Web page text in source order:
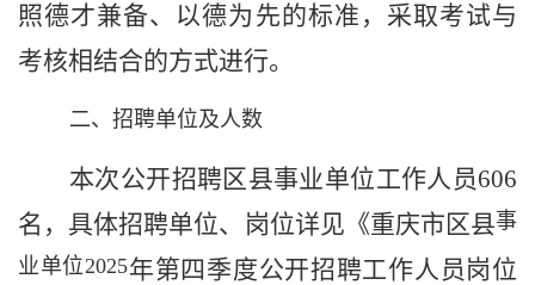
照德才兼备、以德为先的标准，采取考试与
考核相结合的方式进行。
二、招聘单位及人数
本次公开招聘区县事业单位工作人员606
名 ， 具体招聘单位、 岗位详见《重庆市区县事
业单位2025年第四季度公开招聘工作人员岗位